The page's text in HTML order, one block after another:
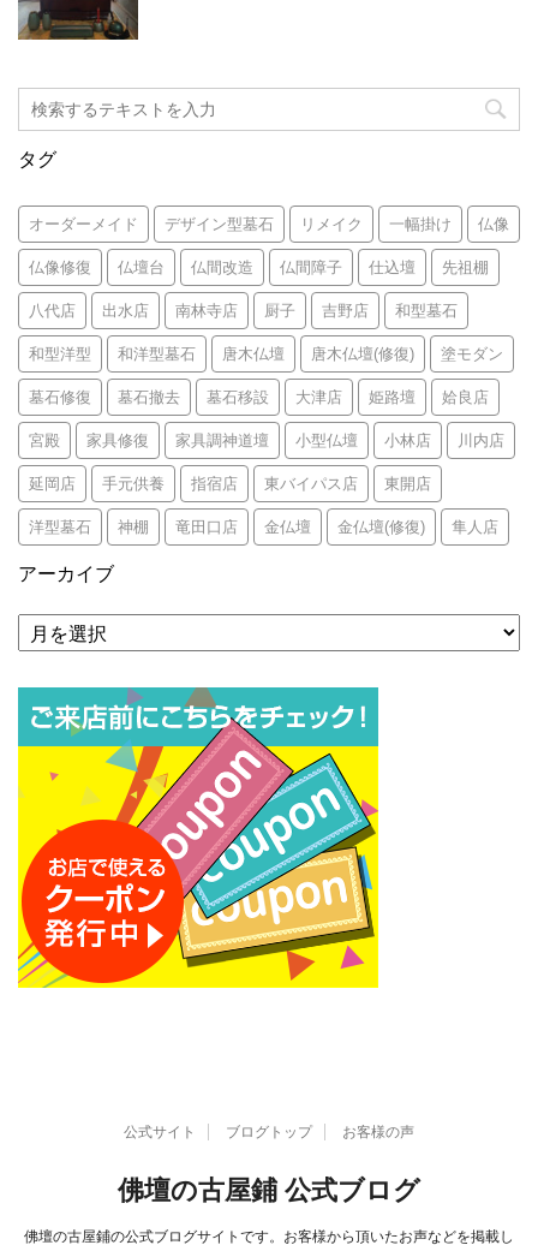
タグ
オーダーメイド デザイン型墓石 リメイク 一幅掛け 仏像
仏像修復 仏壇台 仏間改造 仏間障子 仕込壇 先祖棚
八代店 出水店 南林寺店 厨子 吉野店 和型墓石
和型洋型 和洋型墓石 唐木仏壇 唐木仏壇(修復) 塗モダン
墓石修復 墓石撤去 墓石移設 大津店 姫路壇 姶良店
宮殿 家具修復 家具調神道壇 小型仏壇 小林店 川内店
延岡店 手元供養 指宿店 東バイパス店 東開店
洋型墓石 神棚 竜田口店 金仏壇 金仏壇(修復) 隼人店
アーカイブ
ア
ー
ブ
公式サイト ブログトップ お客様の声
佛壇の古屋鋪 公式ブログ
佛壇の古屋鋪の公式ブログサイトです。お客様から頂いたお声などを掲載し